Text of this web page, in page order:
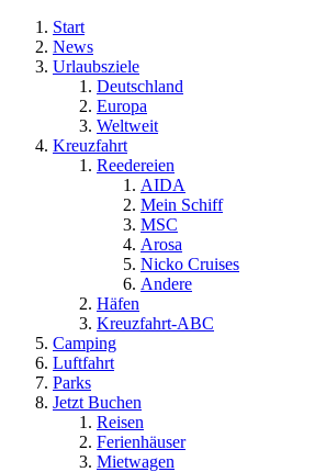
Start
News
Urlaubsziele
Deutschland
Europa
Weltweit
Kreuzfahrt
Reedereien
AIDA
Mein Schiff
MSC
Arosa
Nicko Cruises
Andere
Häfen
Kreuzfahrt-ABC
Camping
Luftfahrt
Parks
Jetzt Buchen
Reisen
Ferienhäuser
Mietwagen